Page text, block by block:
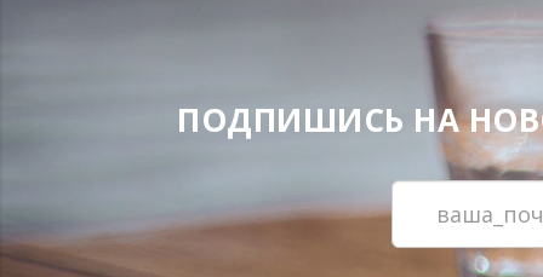
ПОДПИШИСЬ НА